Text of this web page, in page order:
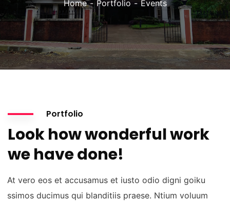
Home Portfolio Events
Portfolio
Look how wonderful work
we have done!
At vero eos et accusamus et iusto odio digni goiku
ssimos ducimus qui blanditiis praese. Ntium voluum